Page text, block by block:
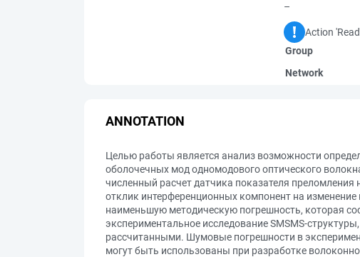
–
Action
Group
Network
ANNOTATION
Целью работы является анализ возможности
оболочечных мод одномодового оптического
численный расчет датчика показателя преломления
отклик интерференционных компонент на
наименьшую методическую погрешность, которая
экспериментальное исследование SMSMS-
рассчитанными. Шумовые погрешности в
могут быть использованы при разработке